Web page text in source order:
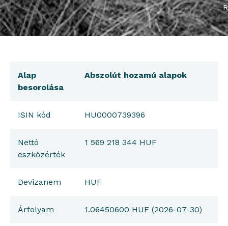
Alap
besorolása
Abszolút hozamú alapok
ISIN kód HU0000739396
Nettó
eszközérték
1 569 218 344 HUF
Devizanem HUF
Árfolyam 1.06450600 HUF (2026-07-30)